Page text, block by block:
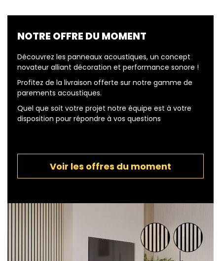
NOTRE OFFRE DU MOMENT
Découvrez les panneaux acoustiques, un concept
novateur alliant décoration et performance sonore !
Profitez de la livraison offerte sur notre gamme de
parements acoustiques.
Quel que soit votre projet notre équipe est à votre
disposition pour répondre à vos questions
Voir les offres du moment